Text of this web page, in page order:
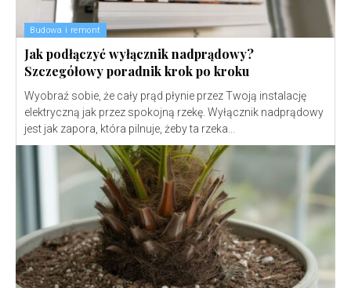
Budowa i remont
Jak podłączyć wyłącznik nadprądowy?
Szczegółowy poradnik krok po kroku
Wyobraź sobie, że cały prąd płynie przez Twoją instalację
elektryczną jak przez spokojną rzekę. Wyłącznik nadprądowy
jest jak zapora, która pilnuje, żeby ta rzeka...